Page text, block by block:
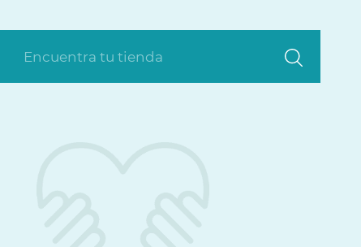
Encuentra tu tienda